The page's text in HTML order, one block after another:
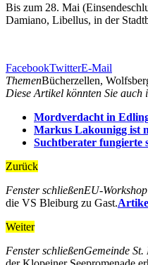
Bis zum 28. Mai
Damiano, Libellus, in der
FacebookTwitterE-Mail
ThemenBücherzellen,
Diese Artikel könnten Sie auch
Mordverdacht in
Markus Lakounigg ist
Suchtberater fungierte
Zurück
Fenster schließenEU-
die VS Bleiburg zu Gast.
Weiter
Fenster schließenGemeinde